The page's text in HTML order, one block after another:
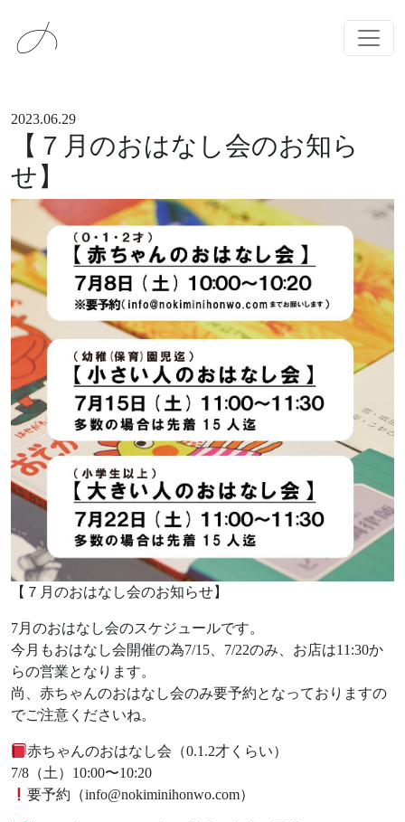
メインナビゲーション
2023.06.29
【７月のおはなし会のお知ら
せ】
【７月のおはなし会のお知らせ】
7月のおはなし会のスケジュールです。
今月もおはなし会開催の為7/15、7/22のみ、お店は11:30か
らの営業となります。
尚、赤ちゃんのおはなし会のみ要予約となっておりますの
でご注意くださいね。
赤ちゃんのおはなし会（0.1.2才くらい）
7/8（土）10:00〜10:20
要予約（info@nokiminihonwo.com）